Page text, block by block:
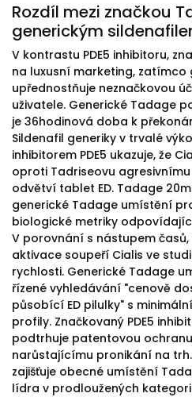
Rozdíl mezi značkou
generickým
V kontrastu PDE5 inhibitoru,
na luxusní marketing, zatímco
upřednostňuje neznačkovou
uživatele. Generické Tadage
je 36hodinová doba k
Sildenafil generiky v trvalé
inhibitorem PDE5 ukazuje, že
oproti Tadriseovu
odvětví tablet ED. Tadage
generické Tadage umístění
biologické metriky
V porovnání s nástupem
aktivace soupeří Cialis ve
rychlosti. Generické Tadage
řízené vyhledávání "cenově
působící ED pilulky" s
profily. Značkovaný PDE5
podtrhuje patentovou
narůstajícímu pronikání na
zajišťuje obecné umístění
lídra v prodloužených